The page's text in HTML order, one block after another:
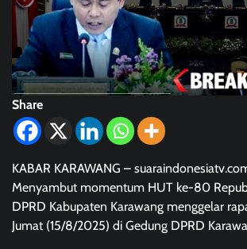
Share
KABAR KARAWANG –
Menyambut momentum HUT ke-80
DPRD Kabupaten Karawang menggelar
Jumat (15/8/2025) di Gedung DPRD